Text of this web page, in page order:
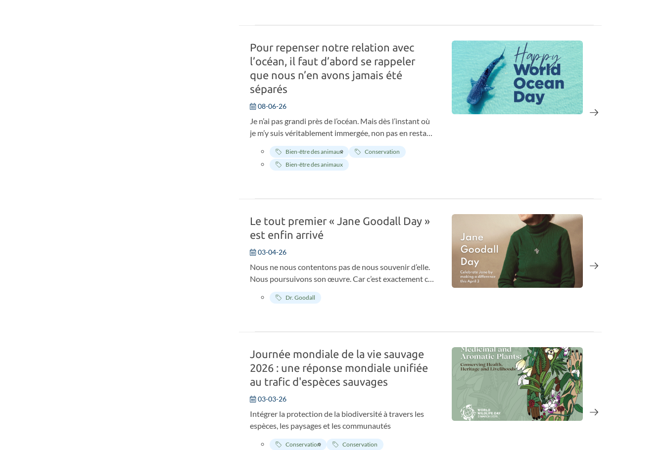
Pour repenser notre relation avec
l’océan, il faut d’abord se rappeler
que nous n’en avons jamais été
séparés
08-06-26
Je n’ai pas grandi près de l’océan. Mais dès l’instant où
je m’y suis véritablement immergée, non pas en restant
au bord, ni en pataugeant, mais en y plongeant pour de
bon, quelque chose a changé. Pas de façon
spectaculaire. Plutôt une prise de conscience. Comme
de se retrouver. Et depuis, j’essaie de comprendre
pourquoi.
Bien-être des animaux
Conservation
Bien-être des animaux
Le tout premier « Jane Goodall Day »
est enfin arrivé
03-04-26
Nous ne nous contentons pas de nous souvenir d’elle.
Nous poursuivons son œuvre. Car c’est exactement ce
qu’elle aurait souhaité.
Dr. Goodall
Journée mondiale de la vie sauvage
2026 : une réponse mondiale unifiée
au trafic d'espèces sauvages
03-03-26
Intégrer la protection de la biodiversité à travers les
espèces, les paysages et les communautés
Conservation
Conservation